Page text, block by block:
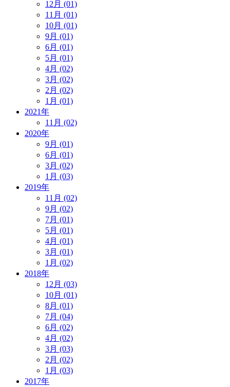
12月 (01)
11月 (01)
10月 (01)
9月 (01)
6月 (01)
5月 (01)
4月 (02)
3月 (02)
2月 (02)
1月 (01)
2021年
11月 (02)
2020年
9月 (01)
6月 (01)
3月 (02)
1月 (03)
2019年
11月 (02)
9月 (02)
7月 (01)
5月 (01)
4月 (01)
3月 (01)
1月 (02)
2018年
12月 (03)
10月 (01)
8月 (01)
7月 (04)
6月 (02)
4月 (02)
3月 (03)
2月 (02)
1月 (03)
2017年